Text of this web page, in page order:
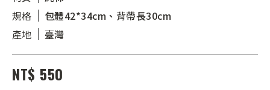
規格
包體42*34cm、背帶長30cm
產地
臺灣
NT$ 550